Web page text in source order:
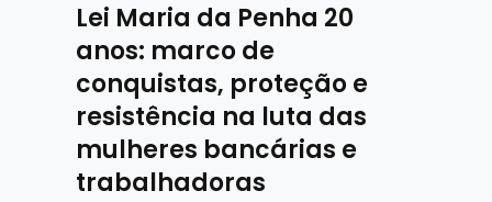
Lei Maria da Penha 20
anos: marco de
conquistas, proteção e
resistência na luta das
mulheres bancárias e
trabalhadoras